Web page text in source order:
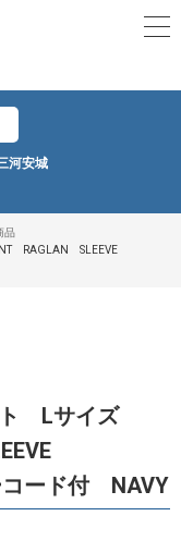
河安城
品
RAGLAN SLEEVE
ト Lサイズ
ード付 NAVY